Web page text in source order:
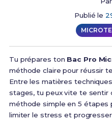
Publié le
Tu prépares ton Bac Pro
méthode claire pour réussir
Entre les matières
stages, tu peux vite te sentir
méthode simple en 5 étapes
limiter le stress et